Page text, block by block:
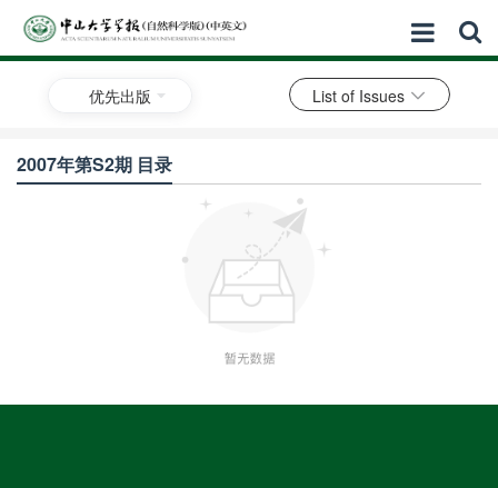
优先出版 List of Issues
2007年第S2期 目录